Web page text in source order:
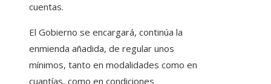
cuentas.
El Gobierno se encargará, continúa la
enmienda añadida, de regular unos
mínimos, tanto en modalidades como en
cuantías, como en condiciones